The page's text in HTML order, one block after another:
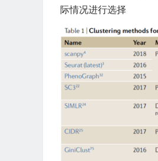
际情况进行选择